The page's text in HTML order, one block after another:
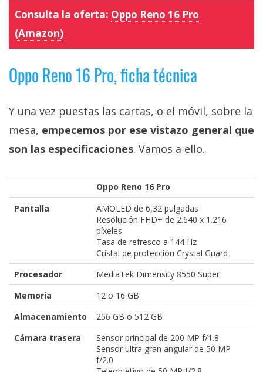
Consulta la oferta: Oppo Reno 16 Pro
(Amazon)
Oppo Reno 16 Pro, ficha técnica
Y una vez puestas las cartas, o el móvil, sobre la
mesa, empecemos por ese vistazo general que
son las especificaciones. Vamos a ello.
Oppo Reno 16 Pro
Pantalla
AMOLED de 6,32 pulgadas
Resolución FHD+ de 2.640 x 1.216
píxeles
Tasa de refresco a 144 Hz
Cristal de protección Crystal Guard
Procesador
MediaTek Dimensity 8550 Super
Memoria
12 o 16 GB
Almacenamiento
256 GB o 512 GB
Cámara trasera
Sensor principal de 200 MP f/1.8
Sensor ultra gran angular de 50 MP
f/2.0